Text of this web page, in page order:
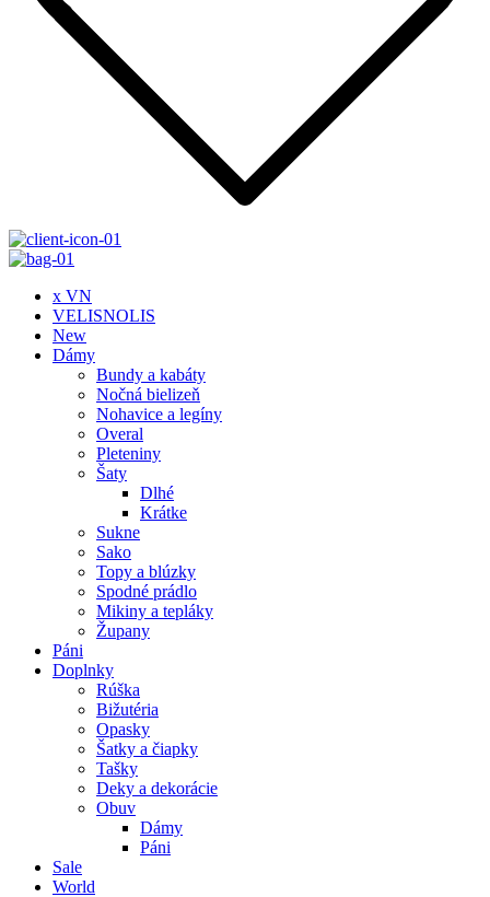
x VN
VELISNOLIS
New
Dámy
Bundy a kabáty
Nočná bielizeň
Nohavice a legíny
Overal
Pleteniny
Šaty
Dlhé
Krátke
Sukne
Sako
Topy a blúzky
Spodné prádlo
Mikiny a tepláky
Župany
Páni
Doplnky
Rúška
Bižutéria
Opasky
Šatky a čiapky
Tašky
Deky a dekorácie
Obuv
Dámy
Páni
Sale
World